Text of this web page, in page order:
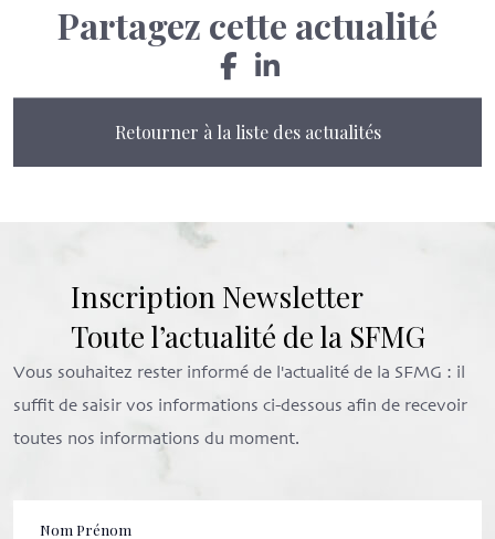
Partagez cette actualité
Retourner à la liste des actualités
Inscription Newsletter
Toute l’actualité de la SFMG
Vous souhaitez rester informé de l'actualité de la SFMG : il
suffit de saisir vos informations ci-dessous afin de recevoir
toutes nos informations du moment.